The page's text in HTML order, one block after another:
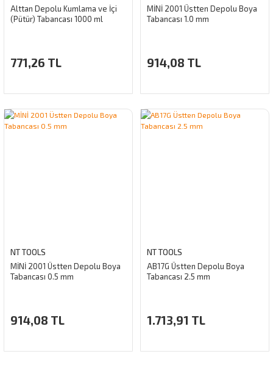
Alttan Depolu Kumlama ve İçi
(Pütür) Tabancası 1000 ml
771,26 TL
MİNİ 2001 Üstten Depolu Boya
Tabancası 1.0 mm
914,08 TL
NT TOOLS
MİNİ 2001 Üstten Depolu Boya
Tabancası 0.5 mm
914,08 TL
NT TOOLS
AB17G Üstten Depolu Boya
Tabancası 2.5 mm
1.713,91 TL